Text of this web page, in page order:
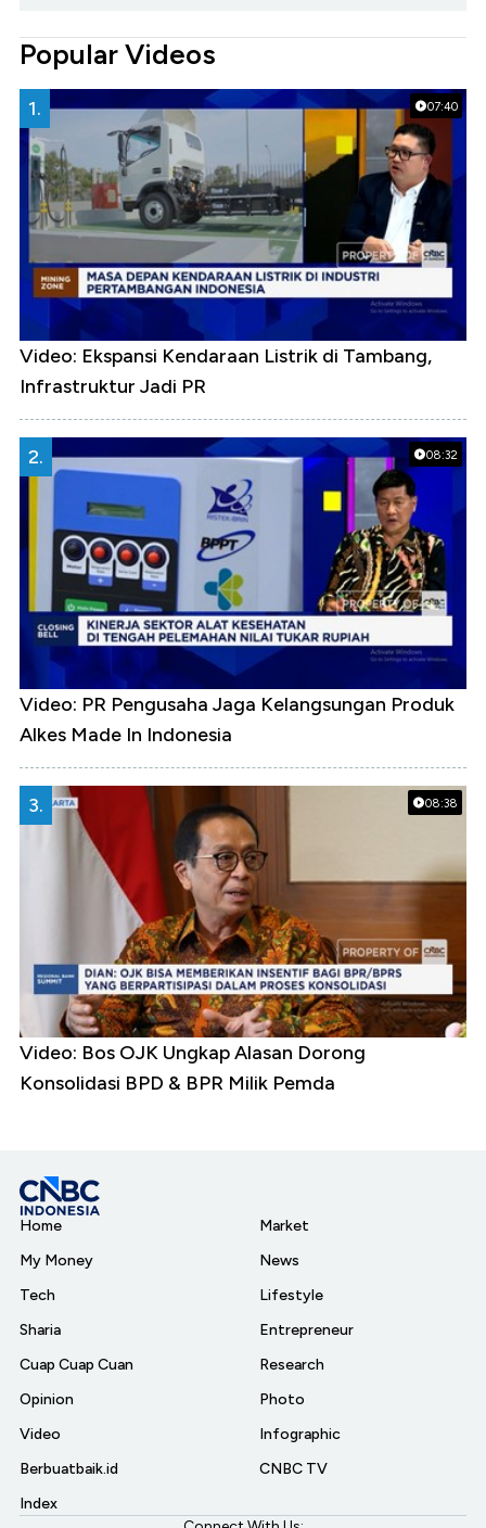
Popular Videos
07:40
1.
Video: Ekspansi Kendaraan Listrik di Tambang,
Infrastruktur Jadi PR
08:32
2.
Video: PR Pengusaha Jaga Kelangsungan Produk
Alkes Made In Indonesia
08:38
3.
Video: Bos OJK Ungkap Alasan Dorong
Konsolidasi BPD & BPR Milik Pemda
Home
My Money
Tech
Sharia
Cuap Cuap Cuan
Opinion
Video
Berbuatbaik.id
Index
Market
News
Lifestyle
Entrepreneur
Research
Photo
Infographic
CNBC TV